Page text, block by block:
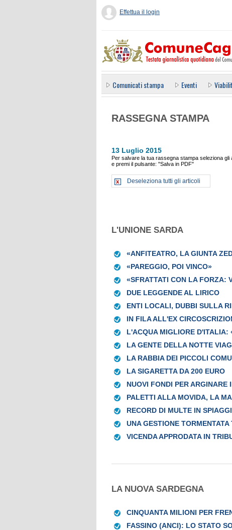
Effettua il login
Comunicati stampa Eventi
RASSEGNA STAMPA
13 Luglio 2015
Per salvare la tua rassegna stampa seleziona gli
e premi il pulsante: "Salva in PDF"
Deseleziona tutti gli articoli
L'UNIONE SARDA
«ANFITEATRO, LA GIUNTA
«PAREGGIO, POI VINCO»
«SFRATTATI CON LA FORZA:
DUE LEGGENDE AL LIRICO
ENTI LOCALI, DUBBI SULLA
IN FILA ALL'EX
L'ACQUA MIGLIORE D'ITALIA:
LA GENTE DELLA NOTTE
LA RABBIA DEI PICCOLI
LA SIGARETTA DA 200 EURO
NUOVI FONDI PER
PALETTI ALLA MOVIDA, LA
RECORD DI MULTE IN
UNA GESTIONE
VICENDA APPRODATA IN
LA NUOVA SARDEGNA
CINQUANTA MILIONI PER
FASSINO (ANCI): LO STATO